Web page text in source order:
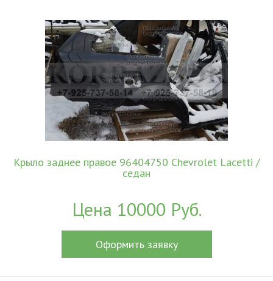
Крыло заднее правое 96404750 Chevrolet Lacetti /
седан
Цена 10000 Руб.
Оформить заявку